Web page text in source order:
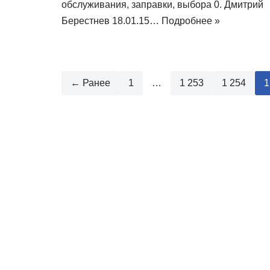
обслуживания, заправки, выбора 0. Дмитрий
Берестнев 18.01.15… Подробнее »
← Ранее 1 … 1 253 1 254